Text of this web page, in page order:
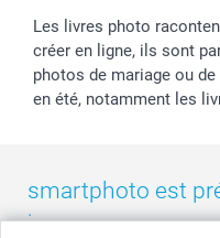
Les livres photo
créer en ligne, ils sont
photos de mariage ou
en été, notamment les
smartphoto est
: